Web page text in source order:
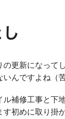
の更新になって
んですよね（苦
ル補修工事と下
す初めに取り掛